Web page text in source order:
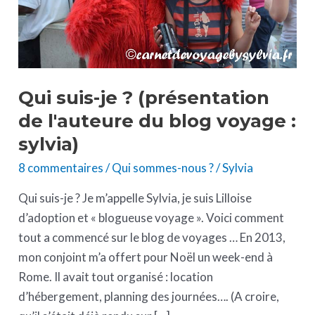
Qui suis-je ? (présentation
de l'auteure du blog voyage :
sylvia)
8 commentaires/Qui sommes-nous ?/Sylvia
Qui suis-je ? Je m’appelle Sylvia, je suis Lilloise
d’adoption et « blogueuse voyage ». Voici comment
tout a commencé sur le blog de voyages … En 2013,
mon conjoint m’a offert pour Noël un week-end à
Rome. Il avait tout organisé : location
d’hébergement, planning des journées…. (A croire,
l'auteure
du
blog
voyage
:
sylvia)